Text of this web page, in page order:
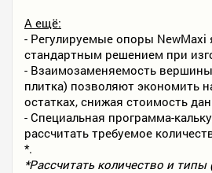
А ещё:
- Регулируемые опоры NewMaxi
стандартным решением при
- Взаимозаменяемость
плитка) позволяют экономить
остатках, снижая стоимость
- Специальная программа-
рассчитать требуемое
*.
*Рассчитать количество и